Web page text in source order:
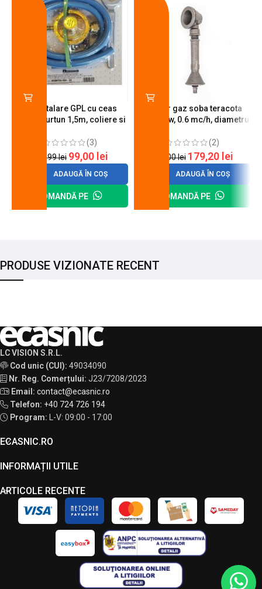
Kit instalare GPL cu ceas
butelie, furtun 1,5m, coliere si
(3)
120,99lei 99,00 lei
ADAUGĂ ÎN COȘ
COMANDĂ PE
Arzator gaz soba teracota
A600, 6 kw, 0.6 mc/h, diametru
(2)
200,00lei 179,20 lei
ADAUGĂ ÎN COȘ
COMANDĂ PE
PRODUSE VIZIONATE RECENT
LC VISION S.R.L.
Cod unic (CUI): 49034090
Nr. Reg. Comerțului: J23/7208/2023
Email: contact@ecasnic.ro
Telefon: +40 724 726 194
Program: L-V: 09:00 - 17:00
ECASNIC.RO
INFORMAȚII UTILE
ARTICOLE RECENTE